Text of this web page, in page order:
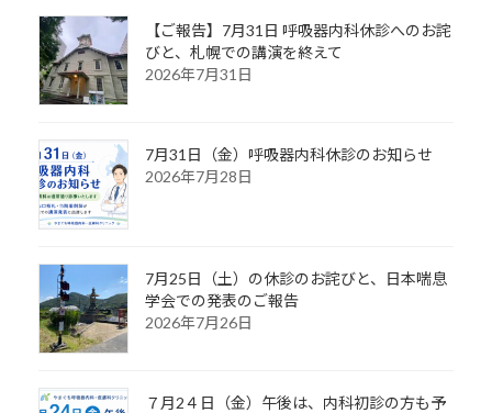
【ご報告】7月31日 呼吸器内科休診へのお詫
びと、札幌での講演を終えて
2026年7月31日
7月31日（金）呼吸器内科休診のお知らせ
2026年7月28日
7月25日（土）の休診のお詫びと、日本喘息
学会での発表のご報告
2026年7月26日
７月2４日（金）午後は、内科初診の方も予